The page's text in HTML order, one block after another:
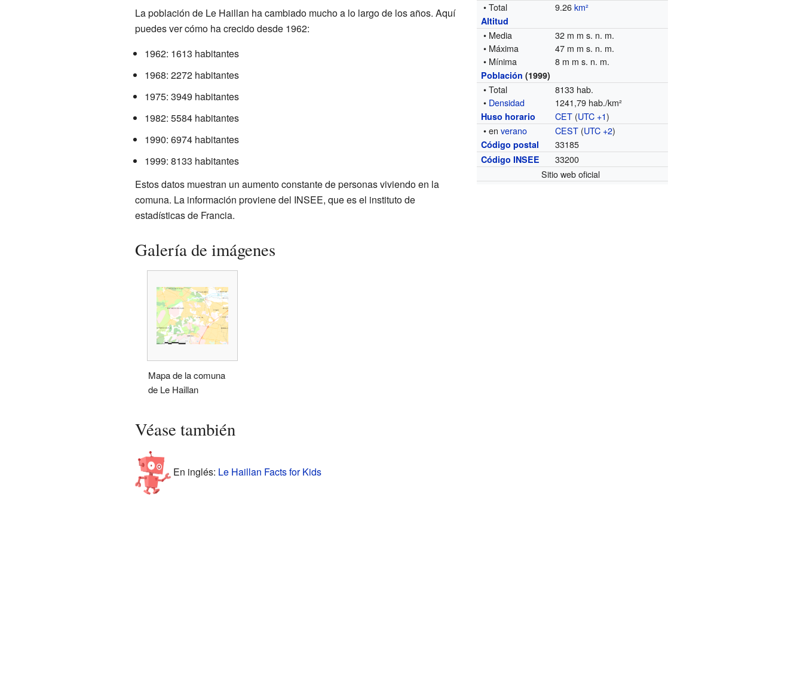
• Total 9.26km²
Altitud
• Media
32 m m s. n. m.
• Máxima
47 m m s. n. m.
• Mínima
8 m m s. n. m.
Población (1999)
• Total
8133 hab.
• Densidad 1241,79 hab./km²
Huso horario CET (UTC +1)
• enverano CEST (UTC +2)
Código postal 33185
Código INSEE
33200
Sitio web oficial
La población de Le Haillan ha cambiado mucho a lo largo de los años. Aquí
puedes ver cómo ha crecido desde 1962:
1962: 1613 habitantes
1968: 2272 habitantes
1975: 3949 habitantes
1982: 5584 habitantes
1990: 6974 habitantes
1999: 8133 habitantes
Estos datos muestran un aumento constante de personas viviendo en la
comuna. La información proviene del INSEE, que es el instituto de
estadísticas de Francia.
Galería de imágenes
Mapa de la comuna
de Le Haillan
Véase también
En inglés: Le Haillan Facts for Kids